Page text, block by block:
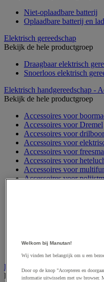
Niet-oplaadbare batterij
Oplaadbare batterij en
Elektrisch gereedschap
Bekijk de hele productgroep
Draagbaar elektrisch
Snoerloos elektrisch
Elektrisch handgereedschap -
Bekijk de hele productgroep
Accessoires voor
Accessoires voor Dremel
Accessoires voor drilboor
Accessoires voor
Accessoires voor
Accessoires voor
Accessoires voor
Accessoires voor
Accessoires voor
Elektrische toebehoren en
Bekijk de hele productgroep
Welkom bij Manutan!
Wij vinden het belangrijk om u een
Door op de knop "Accepteren en
informatie uitwisselen met uw browser.